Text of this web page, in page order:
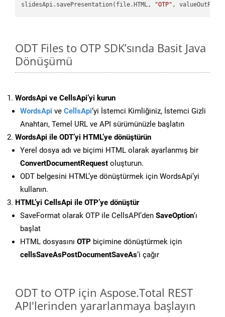
slidesApi.savePresentation(file.HTML,
"OTP"
ODT Files to OTP SDK’sında Basit Java
Dönüşümü
WordsApi ve CellsApi’yi kurun
WordsApi ve CellsApi‘yi İstemci Kimliğiniz, İstemci Gizli
Anahtarı, Temel URL ve API sürümünüzle başlatın
WordsApi ile ODT’yi HTML’ye dönüştürün
Yerel dosya adı ve biçimi HTML olarak ayarlanmış bir
ConvertDocumentRequest oluşturun.
ODT belgesini HTML’ye dönüştürmek için WordsApi’yi
kullanın.
HTML’yi CellsApi ile OTP’ye dönüştür
SaveFormat olarak OTP ile CellsAPI’den SaveOption‘ı
başlat
HTML dosyasını OTP biçimine dönüştürmek için
cellsSaveAsPostDocumentSaveAs‘i çağır
ODT to OTP için Aspose.Total REST
API'lerinden yararlanmaya başlayın